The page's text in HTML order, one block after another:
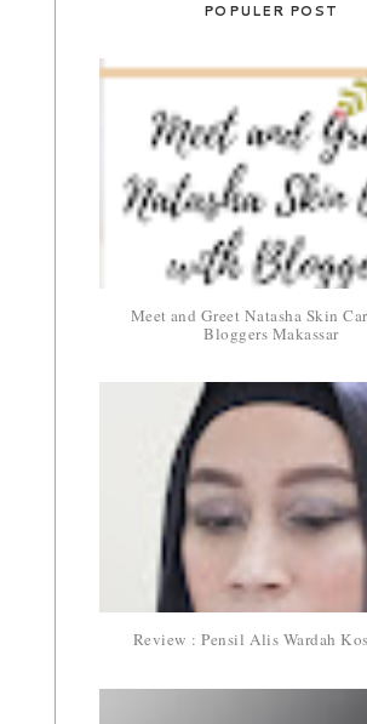
POPULER POST
Meet and Greet Natasha Skin
Bloggers Makassar
Review : Pensil Alis Wardah